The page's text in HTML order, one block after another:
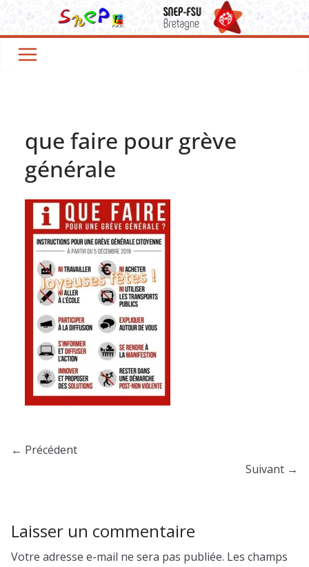
contenu
que faire pour grève
générale
← Précédent
Suivant →
Laisser un commentaire
Votre adresse e-mail ne sera pas publiée. Les champs